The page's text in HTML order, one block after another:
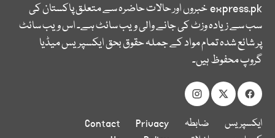
express.pkخبروں اور حالات حاضرہ سے متعلق پاکستان کی
سب سے زیادہ وزٹ کی جانے والی ویب سائٹ ہے۔ اس ویب سائٹ
پر شائع شدہ تمام مواد کے جملہ حقوق بحق ایکسپریس میڈیا
گروپ محفوظ ہیں۔
ایکسپریس ضابطہ Privacy
Contact